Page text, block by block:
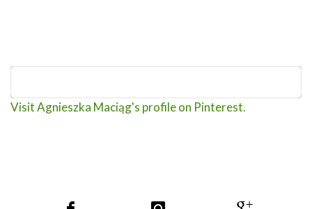
Visit Agnieszka Maciąg's profile on Pinterest.